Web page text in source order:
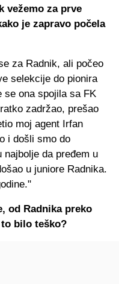
vežemo za prve
je zapravo počela
za Radnik, ali počeo
selekcije do pionira
se ona spojila sa FK
zadržao, prešao
moj agent Irfan
i došli smo do
da pređem u
u juniore Radnika.
od Radnika preko
bilo teško?